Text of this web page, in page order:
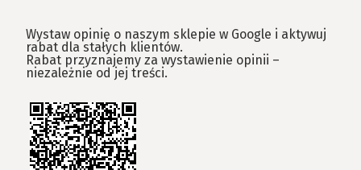
Wystaw opinię o naszym sklepie w Google i aktywuj
rabat dla stałych klientów.
Rabat przyznajemy za wystawienie opinii –
niezależnie od jej treści.